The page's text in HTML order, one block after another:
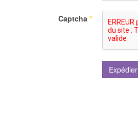
Captcha *
Expédier